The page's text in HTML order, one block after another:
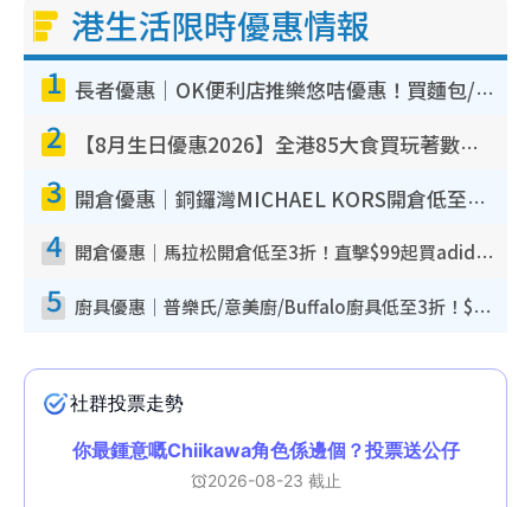
港生活限時優惠情報
1 長者優惠｜OK便利店推樂悠咭優惠！買麵包/牛奶/保健品拍卡即減
2 【8月生日優惠2026】全港85大食買玩著數攻略 自助餐/火鍋放題同行免費＋誠品/DONKI送現金券
3 開倉優惠｜銅鑼灣MICHAEL KORS開倉低至17折！直擊$500起買手袋/銀包/鞋款 必買經典Jet Set系列
4 開倉優惠｜馬拉松開倉低至3折！直擊$99起買adidas／New Balance／Puma鞋款 STANLEY保溫杯劈價至$119起
5 廚具優惠｜普樂氏/意美廚/Buffalo廚具低至3折！$89起買煎鍋／炒鑊／個人鍋 同場小家電激減至$99起